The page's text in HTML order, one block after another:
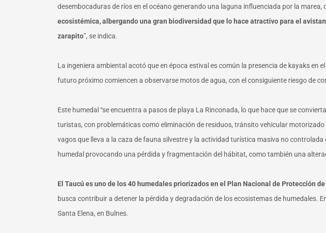
desembocaduras de ríos en el océano generando una laguna influenciada por la
ecosistémica, albergando una gran biodiversidad que lo hace atractivo para el
zarapito”, se indica.
La ingeniera ambiental acotó que en época estival es común la presencia de kayaks en
futuro próximo comiencen a observarse motos de agua, con el consiguiente riesgo de
Este humedal “se encuentra a pasos de playa La Rinconada, lo que hace que se
turistas, con problemáticas como eliminación de residuos, tránsito vehicular
vagos que lleva a la caza de fauna silvestre y la actividad turística masiva no
humedal provocando una pérdida y fragmentación del hábitat, como también una
El Taucú es uno de los 40 humedales priorizados en el Plan Nacional de Protección
busca contribuir a detener la pérdida y degradación de los ecosistemas de humedales.
Santa Elena, en Bulnes.